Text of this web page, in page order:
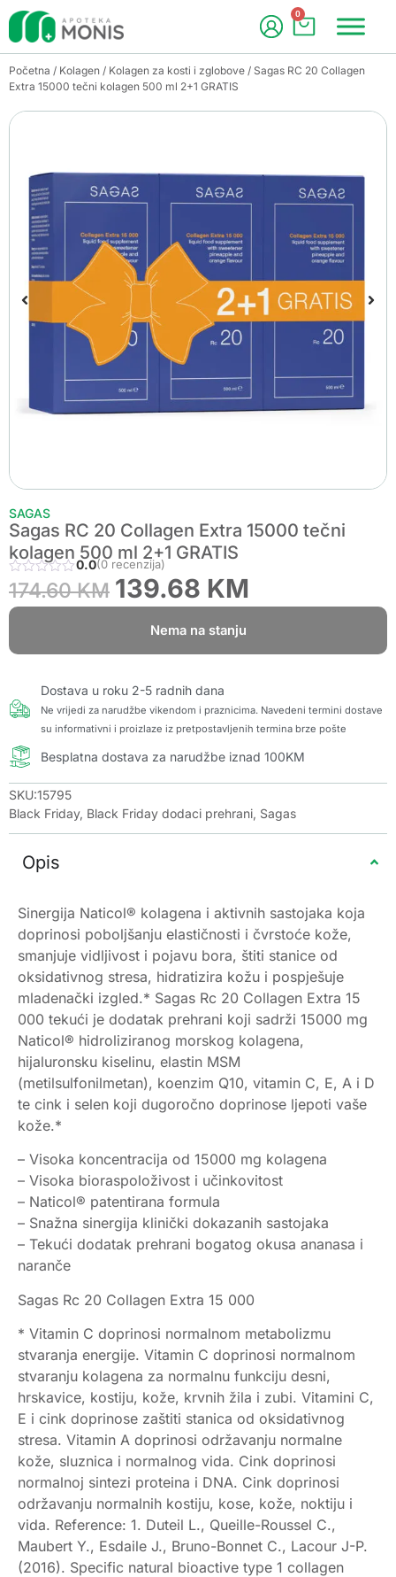
0
Početna / Kolagen / Kolagen za kosti i zglobove / Sagas RC 20 Collagen
Extra 15000 tečni kolagen 500 ml 2+1 GRATIS
SAGAS
Sagas RC 20 Collagen Extra 15000 tečni
kolagen 500 ml 2+1 GRATIS
0.0(0 recenzija)
174.60KM 139.68 KM
Nema na stanju
Dostava u roku 2-5 radnih dana
Ne vrijedi za narudžbe vikendom i praznicima. Navedeni termini dostave
su informativni i proizlaze iz pretpostavljenih termina brze pošte
Besplatna dostava za narudžbe iznad 100KM
SKU:15795
Black Friday, Black Friday dodaci prehrani, Sagas
Opis
Sinergija Naticol® kolagena i aktivnih sastojaka koja
doprinosi poboljšanju elastičnosti i čvrstoće kože,
smanjuje vidljivost i pojavu bora, štiti stanice od
oksidativnog stresa, hidratizira kožu i pospješuje
mladenački izgled.* Sagas Rc 20 Collagen Extra 15
000 tekući je dodatak prehrani koji sadrži 15000 mg
Naticol® hidroliziranog morskog kolagena,
hijaluronsku kiselinu, elastin MSM
(metilsulfonilmetan), koenzim Q10, vitamin C, E, A i D
te cink i selen koji dugoročno doprinose ljepoti vaše
kože.*
– Visoka koncentracija od 15000 mg kolagena
– Visoka bioraspoloživost i učinkovitost
– Naticol® patentirana formula
– Snažna sinergija klinički dokazanih sastojaka
– Tekući dodatak prehrani bogatog okusa ananasa i
naranče
Sagas Rc 20 Collagen Extra 15 000
* Vitamin C doprinosi normalnom metabolizmu
stvaranja energije. Vitamin C doprinosi normalnom
stvaranju kolagena za normalnu funkciju desni,
hrskavice, kostiju, kože, krvnih žila i zubi. Vitamini C,
E i cink doprinose zaštiti stanica od oksidativnog
stresa. Vitamin A doprinosi održavanju normalne
kože, sluznica i normalnog vida. Cink doprinosi
normalnoj sintezi proteina i DNA. Cink doprinosi
održavanju normalnih kostiju, kose, kože, noktiju i
vida. Reference: 1. Duteil L., Queille-Roussel C.,
Maubert Y., Esdaile J., Bruno-Bonnet C., Lacour J-P.
(2016). Specific natural bioactive type 1 collagen